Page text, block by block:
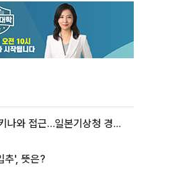
태풍 '돌핀' 오키나와 접근…일본기상청 경로 업데이트
추', 뜻은?